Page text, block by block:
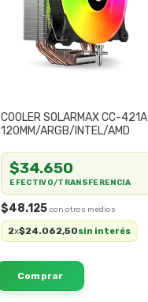
COOLER SOLARMAX CC-421A
120MM/ARGB/INTEL/AMD
$48.125
2x$24.062,50sin interés
$34.650
EFECTIVO/TRANSFERENCIA